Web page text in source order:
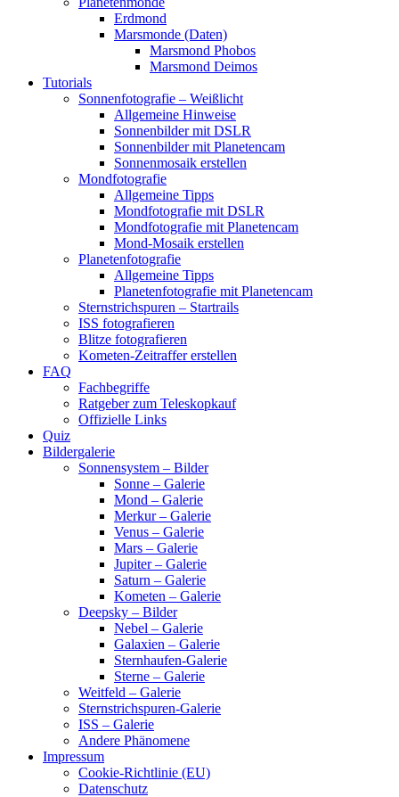
Erdmond
Marsmonde (Daten)
Marsmond Phobos
Marsmond Deimos
Tutorials
Sonnenfotografie – Weißlicht
Allgemeine Hinweise
Sonnenbilder mit DSLR
Sonnenbilder mit Planetencam
Sonnenmosaik erstellen
Mondfotografie
Allgemeine Tipps
Mondfotografie mit DSLR
Mondfotografie mit Planetencam
Mond-Mosaik erstellen
Planetenfotografie
Allgemeine Tipps
Planetenfotografie mit Planetencam
Sternstrichspuren – Startrails
ISS fotografieren
Blitze fotografieren
Kometen-Zeitraffer erstellen
FAQ
Fachbegriffe
Ratgeber zum Teleskopkauf
Offizielle Links
Quiz
Bildergalerie
Sonnensystem – Bilder
Sonne – Galerie
Mond – Galerie
Merkur – Galerie
Venus – Galerie
Mars – Galerie
Jupiter – Galerie
Saturn – Galerie
Kometen – Galerie
Deepsky – Bilder
Nebel – Galerie
Galaxien – Galerie
Sternhaufen-Galerie
Sterne – Galerie
Weitfeld – Galerie
Sternstrichspuren-Galerie
ISS – Galerie
Andere Phänomene
Impressum
Cookie-Richtlinie (EU)
Datenschutz